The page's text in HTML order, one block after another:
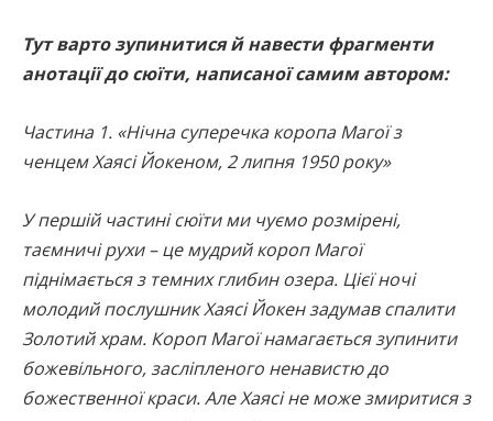
Тут варто зупинитися й навести фрагменти
анотації до сюїти, написаної самим автором:
Частина 1. «Нічна суперечка коропа Магої з
ченцем Хаясі Йокеном, 2 липня 1950 року»
У першій частині сюїти ми чуємо розмірені,
таємничі рухи – це мудрий короп Магої
піднімається з темних глибин озера. Цієї ночі
молодий послушник Хаясі Йокен задумав спалити
Золотий храм. Короп Магої намагається зупинити
божевільного, засліпленого ненавистю до
божественної краси. Але Хаясі не може змиритися з